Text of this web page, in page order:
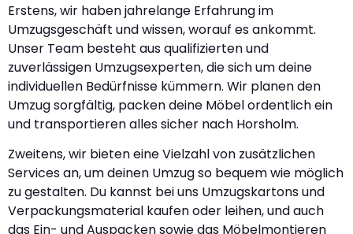
Erstens, wir haben jahrelange Erfahrung im
Umzugsgeschäft und wissen, worauf es ankommt.
Unser Team besteht aus qualifizierten und
zuverlässigen Umzugsexperten, die sich um deine
individuellen Bedürfnisse kümmern. Wir planen den
Umzug sorgfältig, packen deine Möbel ordentlich ein
und transportieren alles sicher nach Horsholm.
Zweitens, wir bieten eine Vielzahl von zusätzlichen
Services an, um deinen Umzug so bequem wie möglich
zu gestalten. Du kannst bei uns Umzugskartons und
Verpackungsmaterial kaufen oder leihen, und auch
das Ein- und Auspacken sowie das Möbelmontieren